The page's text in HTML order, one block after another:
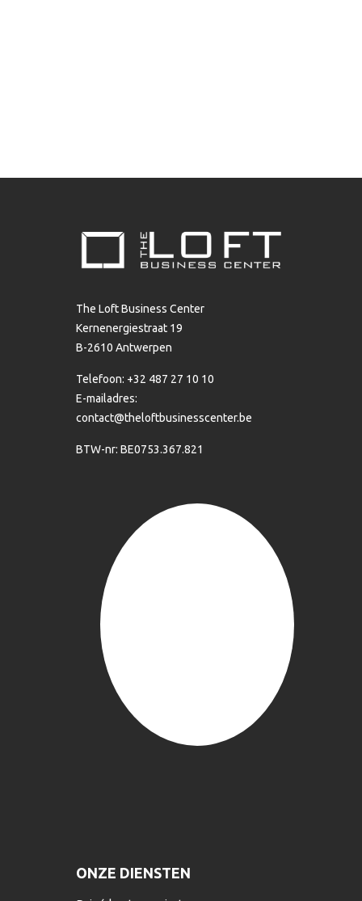
The Loft Business Center
Kernenergiestraat 19
B-2610 Antwerpen
Telefoon: +32 487 27 10 10
E-mailadres:
contact@theloftbusinesscenter.be
BTW-nr: BE0753.367.821
ONZE DIENSTEN